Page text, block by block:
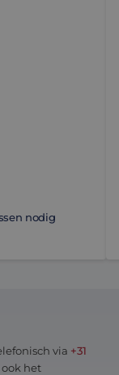
nodig
via +31
ook het